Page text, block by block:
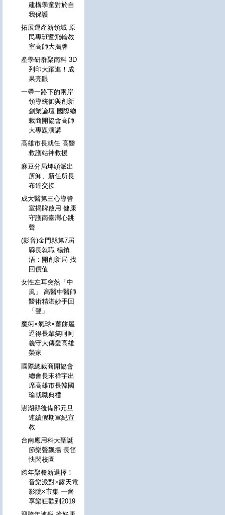
建構學童對於自
我保護
拓展運產新領域 原
民專班暨飛輪教
室高師大揭牌
產學研群聚南科 3D
列印大躍進！成
果亮眼
一帶一路下的兩岸
領導統御與創新
創業論壇 國際總
裁商開協會高師
大專題演講
高雄市長就任 高醫
救護站神救援
麻豆分局埤頭派出
所卸、新任所長
布達交接
成大醫第三心導管
室揭牌啟用 健康
守護南臺灣心跳
聲
(影音)金門縣第7屆
縣長就職 楊鎮
浯：開創新局 找
回價值
女性左耳突然「中
風」 高醫中醫師
醫術精湛妙手回
「聲」
魔術×氣球×薑餅屋
逗得長輩笑呵呵
義守大傳愛高雄
榮家
國際總裁商開協會
總會長宋祥宇出
席高雄市長韓國
瑜就職典禮
澎湖縣後備部元旦
連續假期軍紀宣
教
台南應用科大聖誕
節樂聲飄揚 長笛
快閃校園
跨年聚餐新選擇！
音樂派對×露天電
影院×市集 一齊
享樂狂歡到2019